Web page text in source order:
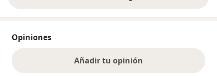
Opiniones
Añadir tu opinión